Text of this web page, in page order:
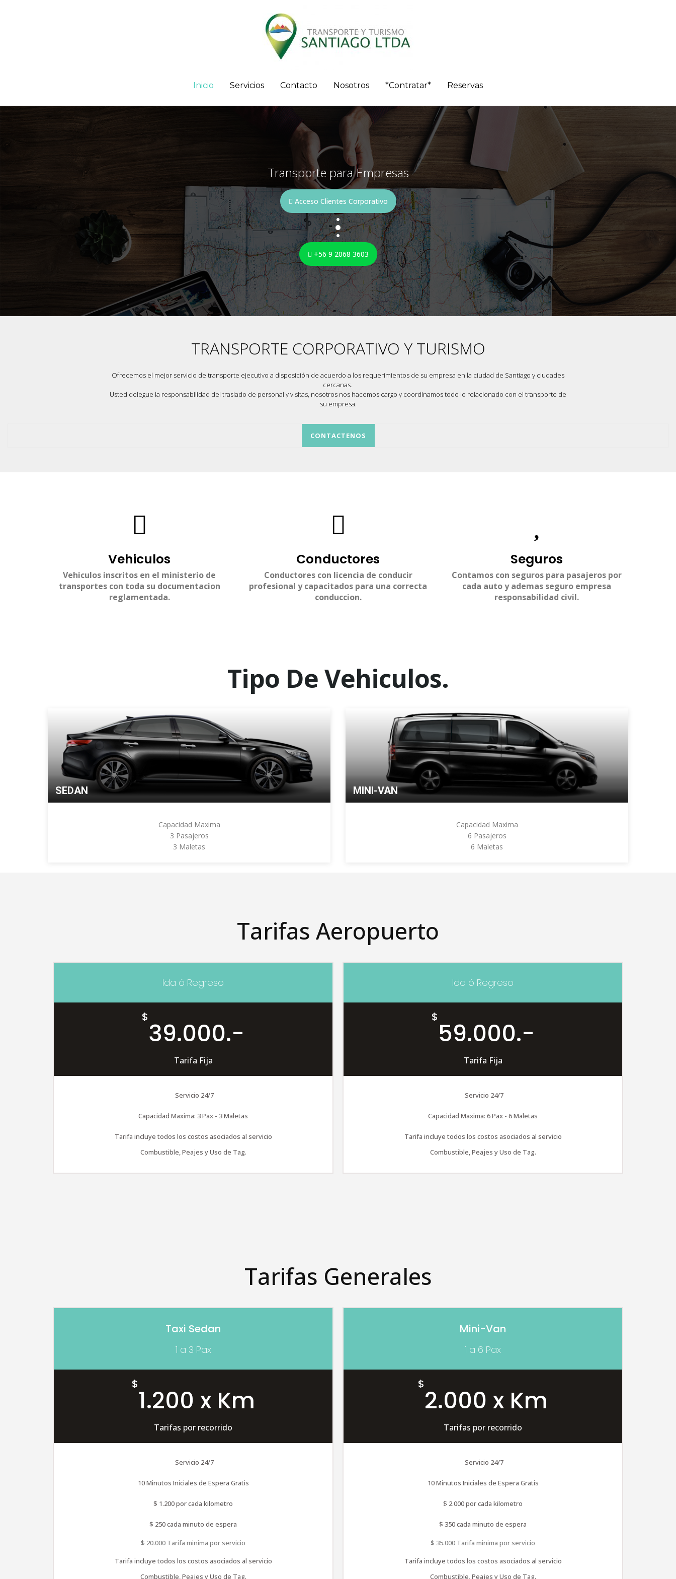
Inicio Servicios Contacto Nosotros *Contratar* Reservas
Transporte para Empresas
Acceso Clientes Corporativo
+56 9 2068 3603
TRANSPORTE CORPORATIVO Y TURISMO
Ofrecemos el mejor servicio de transporte ejecutivo a disposición de acuerdo a los requerimientos de su empresa en la ciudad de Santiago y ciudades
cercanas.
Usted delegue la responsabilidad del traslado de personal y visitas, nosotros nos hacemos cargo y coordinamos todo lo relacionado con el transporte de
su empresa.
CONTACTENOS
Vehiculos
Vehiculos inscritos en el ministerio de
transportes con toda su documentacion
reglamentada.
Conductores
Conductores con licencia de conducir
profesional y capacitados para una correcta
conduccion.
Seguros
Contamos con seguros para pasajeros por
cada auto y ademas seguro empresa
responsabilidad civil.
Tipo De Vehiculos.
SEDAN
Capacidad Maxima
3 Pasajeros
3 Maletas
MINI-VAN
Capacidad Maxima
6 Pasajeros
6 Maletas
Tarifas Aeropuerto
Ida ó Regreso
$
39.000.-
Tarifa Fija
Servicio 24/7
Capacidad Maxima: 3 Pax - 3 Maletas
Tarifa incluye todos los costos asociados al servicio
Combustible, Peajes y Uso de Tag.
Ida ó Regreso
$
59.000.-
Tarifa Fija
Servicio 24/7
Capacidad Maxima: 6 Pax - 6 Maletas
Tarifa incluye todos los costos asociados al servicio
Combustible, Peajes y Uso de Tag.
Tarifas Generales
Taxi Sedan
1 a 3 Pax
$
1.200 x Km
Tarifas por recorrido
Servicio 24/7
10 Minutos Iniciales de Espera Gratis
$ 1.200 por cada kilometro
$ 250 cada minuto de espera
$ 20.000 Tarifa minima por servicio
Tarifa incluye todos los costos asociados al servicio
Combustible, Peajes y Uso de Tag.
Mini-Van
1 a 6 Pax
$
2.000 x Km
Tarifas por recorrido
Servicio 24/7
10 Minutos Iniciales de Espera Gratis
$ 2.000 por cada kilometro
$ 350 cada minuto de espera
$ 35.000 Tarifa minima por servicio
Tarifa incluye todos los costos asociados al servicio
Combustible, Peajes y Uso de Tag.